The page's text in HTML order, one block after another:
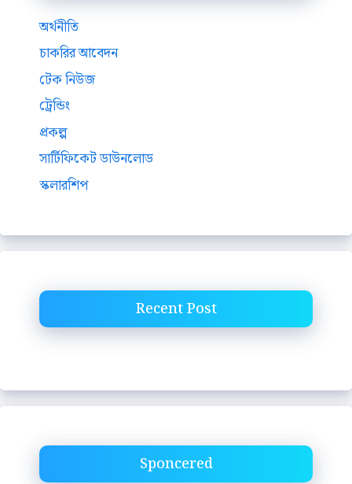
অর্থনীতি
চাকরির আবেদন
টেক নিউজ
ট্রেন্ডিং
প্রকল্প
সার্টিফিকেট ডাউনলোড
স্কলারশিপ
Recent Post
Sponcered